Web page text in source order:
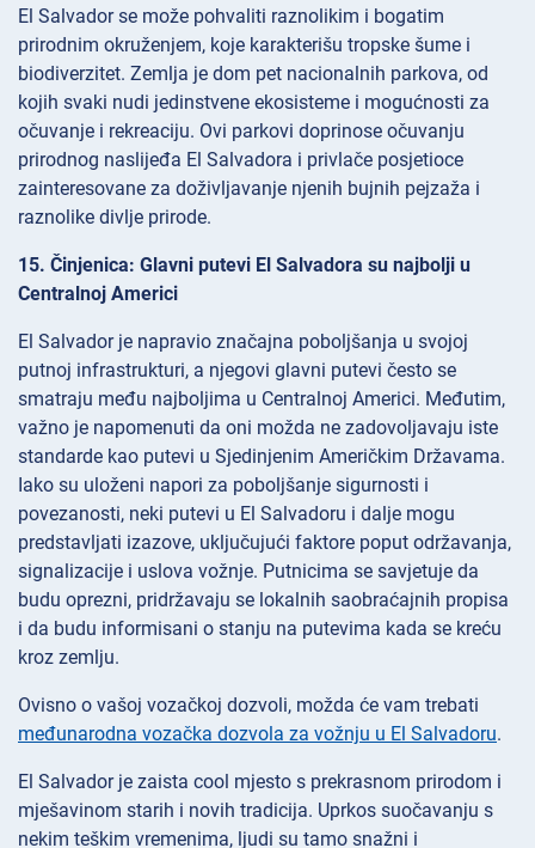
El Salvador se može pohvaliti raznolikim i bogatim
prirodnim okruženjem, koje karakterišu tropske šume i
biodiverzitet. Zemlja je dom pet nacionalnih parkova, od
kojih svaki nudi jedinstvene ekosisteme i mogućnosti za
očuvanje i rekreaciju. Ovi parkovi doprinose očuvanju
prirodnog naslijeđa El Salvadora i privlače posjetioce
zainteresovane za doživljavanje njenih bujnih pejzaža i
raznolike divlje prirode.
15. Činjenica: Glavni putevi El Salvadora su najbolji u
Centralnoj Americi
El Salvador je napravio značajna poboljšanja u svojoj
putnoj infrastrukturi, a njegovi glavni putevi često se
smatraju među najboljima u Centralnoj Americi. Međutim,
važno je napomenuti da oni možda ne zadovoljavaju iste
standarde kao putevi u Sjedinjenim Američkim Državama.
Iako su uloženi napori za poboljšanje sigurnosti i
povezanosti, neki putevi u El Salvadoru i dalje mogu
predstavljati izazove, uključujući faktore poput održavanja,
signalizacije i uslova vožnje. Putnicima se savjetuje da
budu oprezni, pridržavaju se lokalnih saobraćajnih propisa
i da budu informisani o stanju na putevima kada se kreću
kroz zemlju.
Ovisno o vašoj vozačkoj dozvoli, možda će vam trebati
međunarodna vozačka dozvola za vožnju u El Salvadoru.
El Salvador je zaista cool mjesto s prekrasnom prirodom i
mješavinom starih i novih tradicija. Uprkos suočavanju s
nekim teškim vremenima, ljudi su tamo snažni i